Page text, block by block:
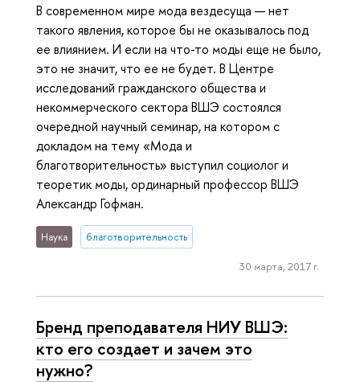
В современном мире мода вездесуща — нет
такого явления, которое бы не оказывалось под
ее влиянием. И если на что-то моды еще не было,
это не значит, что ее не будет. В Центре
исследований гражданского общества и
некоммерческого сектора ВШЭ состоялся
очередной научный семинар, на котором с
докладом на тему «Мода и
благотворительность» выступил социолог и
теоретик моды, ординарный профессор ВШЭ
Александр Гофман.
Наука благотворительность
30 марта, 2017 г.
Бренд преподавателя НИУ ВШЭ:
кто его создает и зачем это
нужно?